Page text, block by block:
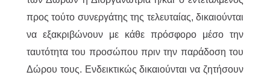
προς τούτο συνεργάτης της τελευταίας, δικαιούνται
να εξακριβώνουν με κάθε πρόσφορο μέσο την
ταυτότητα του προσώπου πριν την παράδοση του
Δώρου τους. Ενδεικτικώς δικαιούνται να ζητήσουν